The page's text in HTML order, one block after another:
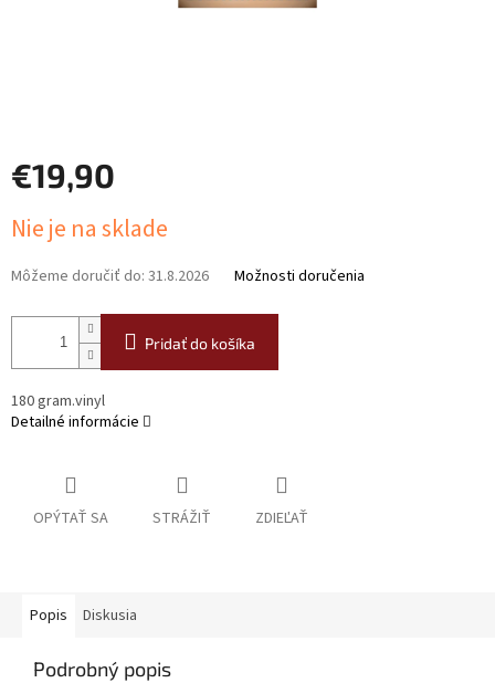
€19,90
cena:
Nie je na sklade
Môžeme doručiť do: 31.8.2026 Možnosti doručenia
Pridať do košíka
180 gram.vinyl
Detailné informácie
OPÝTAŤ SA STRÁŽIŤ ZDIEĽAŤ
Popis Diskusia
Podrobný popis